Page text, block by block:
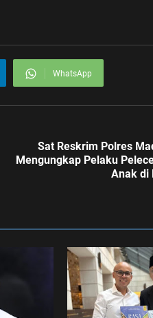
WhatsApp
Sat Reskrim Polres
Mengungkap Pelaku
Anak di